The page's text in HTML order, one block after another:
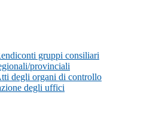
gruppi consiliari
provinciali
degli organi di controllo
degli uffici